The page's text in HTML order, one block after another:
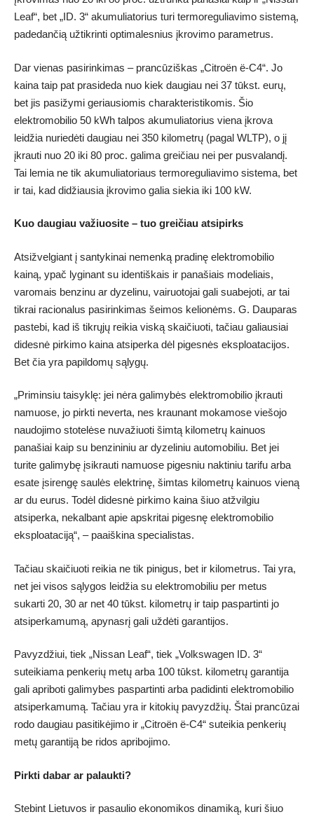
Leaf“, bet „ID. 3“ akumuliatorius turi termoreguliavimo sistemą,
padedančią užtikrinti optimalesnius įkrovimo parametrus.
Dar vienas pasirinkimas – prancūziškas „Citroën ë-C4“. Jo
kaina taip pat prasideda nuo kiek daugiau nei 37 tūkst. eurų,
bet jis pasižymi geriausiomis charakteristikomis. Šio
elektromobilio 50 kWh talpos akumuliatorius viena įkrova
leidžia nuriedėti daugiau nei 350 kilometrų (pagal WLTP), o jį
įkrauti nuo 20 iki 80 proc. galima greičiau nei per pusvalandį.
Tai lemia ne tik akumuliatoriaus termoreguliavimo sistema, bet
ir tai, kad didžiausia įkrovimo galia siekia iki 100 kW.
Kuo daugiau važiuosite – tuo greičiau atsipirks
Atsižvelgiant į santykinai nemenką pradinę elektromobilio
kainą, ypač lyginant su identiškais ir panašiais modeliais,
varomais benzinu ar dyzelinu, vairuotojai gali suabejoti, ar tai
tikrai racionalus pasirinkimas šeimos kelionėms. G. Dauparas
pastebi, kad iš tikrųjų reikia viską skaičiuoti, tačiau galiausiai
didesnė pirkimo kaina atsiperka dėl pigesnės eksploatacijos.
Bet čia yra papildomų sąlygų.
„Priminsiu taisyklę: jei nėra galimybės elektromobilio įkrauti
namuose, jo pirkti neverta, nes kraunant mokamose viešojo
naudojimo stotelėse nuvažiuoti šimtą kilometrų kainuos
panašiai kaip su benzininiu ar dyzeliniu automobiliu. Bet jei
turite galimybę įsikrauti namuose pigesniu naktiniu tarifu arba
esate įsirengę saulės elektrinę, šimtas kilometrų kainuos vieną
ar du eurus. Todėl didesnė pirkimo kaina šiuo atžvilgiu
atsiperka, nekalbant apie apskritai pigesnę elektromobilio
eksploataciją“, – paaiškina specialistas.
Tačiau skaičiuoti reikia ne tik pinigus, bet ir kilometrus. Tai yra,
net jei visos sąlygos leidžia su elektromobiliu per metus
sukarti 20, 30 ar net 40 tūkst. kilometrų ir taip paspartinti jo
atsiperkamumą, apynasrį gali uždėti garantijos.
Pavyzdžiui, tiek „Nissan Leaf“, tiek „Volkswagen ID. 3“
suteikiama penkerių metų arba 100 tūkst. kilometrų garantija
gali apriboti galimybes paspartinti arba padidinti elektromobilio
atsiperkamumą. Tačiau yra ir kitokių pavyzdžių. Štai prancūzai
rodo daugiau pasitikėjimo ir „Citroën ë-C4“ suteikia penkerių
metų garantiją be ridos apribojimo.
Pirkti dabar ar palaukti?
Stebint Lietuvos ir pasaulio ekonomikos dinamiką, kuri šiuo